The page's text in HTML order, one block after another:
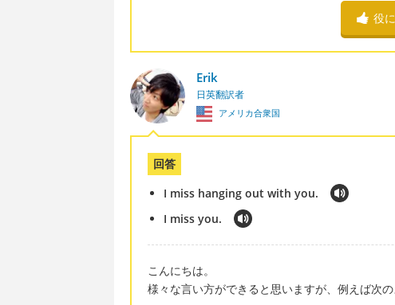
役
Erik
日英翻訳者
アメリカ合衆国
回答
I miss hanging out with you.
I miss you.
こんにちは。
様々な言い方ができると思いますが、例えば次